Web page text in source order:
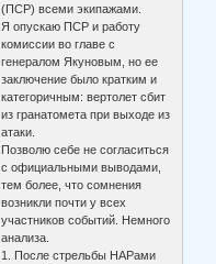
(ПСР) всеми экипажами.
Я опускаю ПСР и работу
комиссии во главе с
генералом Якуновым, но ее
заключение было кратким и
категоричным: вертолет сбит
из гранатомета при выходе из
атаки.
Позволю себе не согласиться
с официальными выводами,
тем более, что сомнения
возникли почти у всех
участников событий. Немного
анализа.
1. После стрельбы НАРами